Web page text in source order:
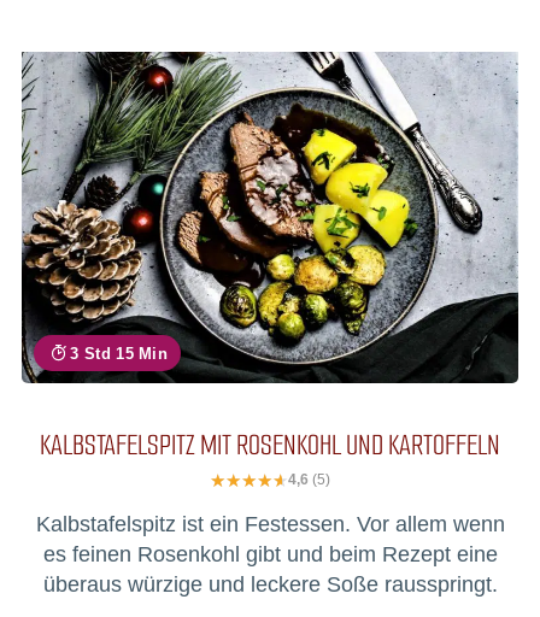
3 Std 15 Min
KALBSTAFELSPITZ MIT ROSENKOHL UND KARTOFFELN
4,6 (5)
Kalbstafelspitz ist ein Festessen. Vor allem wenn
es feinen Rosenkohl gibt und beim Rezept eine
überaus würzige und leckere Soße rausspringt.